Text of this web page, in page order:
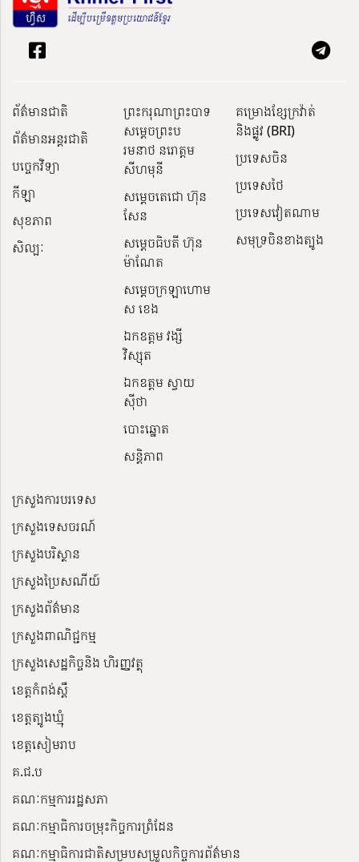
ព័ត៌មានជាតិ
ព័ត៌មានអន្តរជាតិ
បច្ចេកវិទ្យា
កីឡា
សុខភាព
សិល្បៈ
ព្រះករុណាព្រះបាទ
សម្តេចព្រះប
រមនាថ នរោត្តម
សីហមុនី
សម្តេចតេជោ ហ៊ុន
សែន
សម្ដេចធិបតី ហ៊ុន
ម៉ាណែត
សម្ដេចក្រឡាហោម
ស ខេង
ឯកឧត្តម វង្សី
វិស្សុត
ឯកឧត្តម ស្វាយ
ស៊ីថា
បោះឆ្នោត
សន្តិភាព
គម្រោងខ្សែក្រវ៉ាត់
និងផ្លូវ (BRI)
ប្រទេសចិន
ប្រទេសថៃ
ប្រទេសវៀតណាម
សមុទ្រចិនខាងត្បូង
ក្រសួងការបរទេស
ក្រសួងទេសចរណ៍
ក្រសួងបរិស្ថាន
ក្រសួងប្រៃសណីយ៍
ក្រសួងព័ត៌មាន
ក្រសួងពាណិជ្ជកម្ម
ក្រសួងសេដ្ឋកិច្ចនិង ហិរញ្ញវត្ថុ
ខេត្តកំពង់ស្ពឺ
ខេត្តត្បូងឃ្មុំ
ខេត្តសៀមរាប
គ.ជ.ប
គណៈកម្មការរដ្ឋសភា
គណៈកម្មាធិការចម្រុះកិច្ចការព្រំដែន
គណៈកម្មាធិការជាតិសម្របសម្រួលកិច្ចការព័ត៌មាន